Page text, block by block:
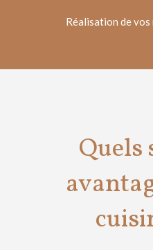
Réalisation de vos
Quels